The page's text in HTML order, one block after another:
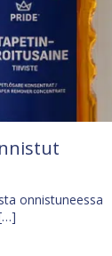
onnistuneessa